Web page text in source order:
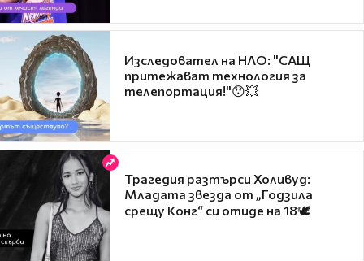
Изследовател на НЛО: "САЩ
притежават технология за
телепортация!"😯💥
Трагедия разтърси Холивуд:
Младата звезда от „Годзила
срещу Конг“ си отиде на 18🕊️